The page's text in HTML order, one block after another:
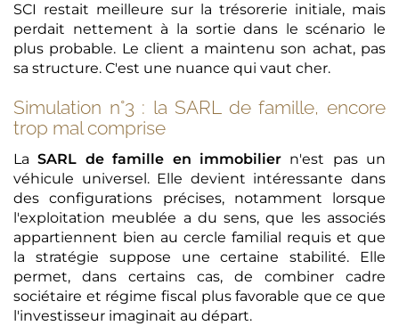
SCI restait meilleure sur la trésorerie initiale, mais
perdait nettement à la sortie dans le scénario le
plus probable. Le client a maintenu son achat, pas
sa structure. C'est une nuance qui vaut cher.
Simulation n°3 : la SARL de famille, encore
trop mal comprise
LaSARL de famille en immobiliern'est pas un
véhicule universel. Elle devient intéressante dans
des configurations précises, notamment lorsque
l'exploitation meublée a du sens, que les associés
appartiennent bien au cercle familial requis et que
la stratégie suppose une certaine stabilité. Elle
permet, dans certains cas, de combiner cadre
sociétaire et régime fiscal plus favorable que ce que
l'investisseur imaginait au départ.